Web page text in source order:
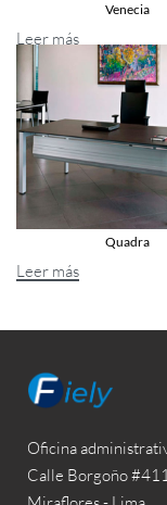
Venecia
Leer más
Quadra
Leer más
Oficina
Calle Borgoño